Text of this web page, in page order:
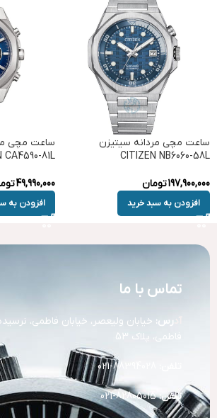
ساعت مچی مردانه سیتیزن
CITIZEN NB6060-58L
197,900,000تومان
افزودن به سبد خرید
ساعت مچی
CA4590-81L
49,990,000
افزودن به
تماس با ما
رس: خیابان ولیعصر، خیابان فاطمی،
فاطمی، پلاک 53
تلفن:82805015-021